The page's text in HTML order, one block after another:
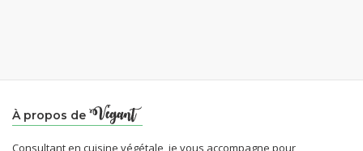
À propos de
Consultant en cuisine végétale, je vous accompagne pour